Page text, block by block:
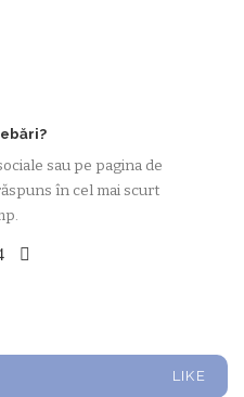
sau pe pagina de
în cel mai scurt
LIKE